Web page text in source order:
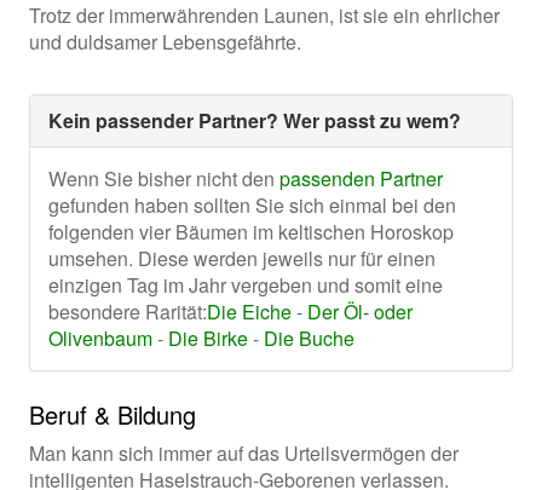
Trotz der immerwährenden Launen, ist sie ein ehrlicher
und duldsamer Lebensgefährte.
Kein passender Partner? Wer passt zu wem?
Wenn Sie bisher nicht den passenden Partner
gefunden haben sollten Sie sich einmal bei den
folgenden vier Bäumen im keltischen Horoskop
umsehen. Diese werden jeweils nur für einen
einzigen Tag im Jahr vergeben und somit eine
besondere Rarität:Die Eiche- Der Öl- oder
Olivenbaum- Die Birke- Die Buche
Beruf & Bildung
Man kann sich immer auf das Urteilsvermögen der
intelligenten Haselstrauch-Geborenen verlassen.